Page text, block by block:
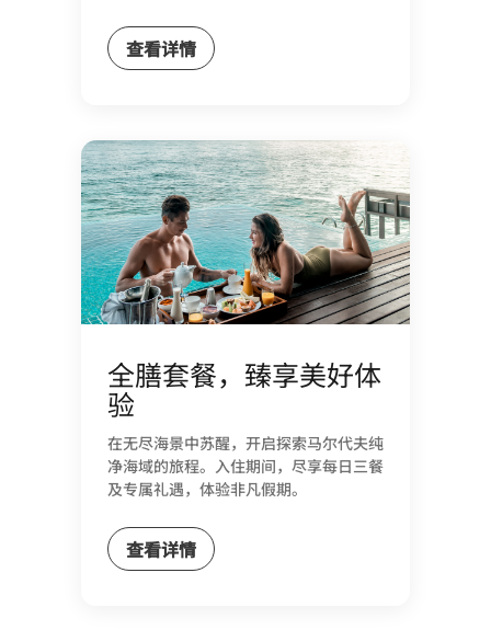
查看详情
全膳套餐，臻享美好体
验
在无尽海景中苏醒，开启探索马尔代夫纯
净海域的旅程。入住期间，尽享每日三餐
及专属礼遇，体验非凡假期。
查看详情